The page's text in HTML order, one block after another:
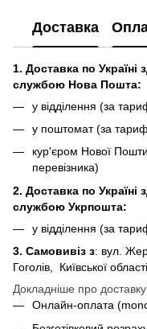
Доставка
1. Доставка по
службою Нова Пошта:
у відділення (за
у поштомат (за
кур'єром Нової
перевізника)
2. Доставка по
службою Укрпошта:
у відділення (за
3. Самовивіз з: вул.
Гоголів, Київської
Докладніше про доставку
Онлайн-оплата